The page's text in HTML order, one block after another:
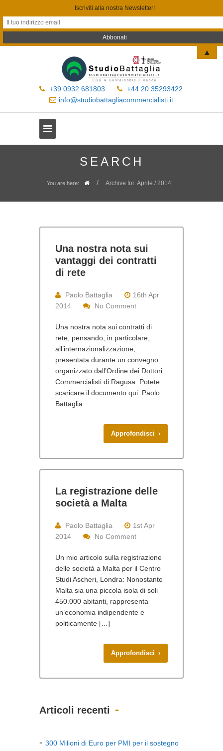
+39 0932 681803
+44 20 35293422
info@studiobattagliacommercialisti.it
SEARCH
You are here: / Archive for: Aprile / 2014
Una nostra nota sui
vantaggi dei contratti
di rete
Paolo Battaglia
16th Apr
2014
No Comment
Una nostra nota sui contratti di
rete, pensando, in particolare,
all’internazionalizzazione,
presentata durante un convegno
organizzato dall’Ordine dei Dottori
Commercialisti di Ragusa. Potete
scaricare il documento qui. Paolo
Battaglia
Approfondisci ›
La registrazione delle
società a Malta
Paolo Battaglia
1st Apr
2014
No Comment
Un mio articolo sulla registrazione
delle società a Malta per il Centro
Studi Ascheri, Londra: Nonostante
Malta sia una piccola isola di soli
450.000 abitanti, rappresenta
un’economia indipendente e
politicamente […]
Approfondisci ›
Articoli recenti
300 Milioni di Euro per PMI per il sostegno
Iscriviti alla nostra Newsletter!
▲